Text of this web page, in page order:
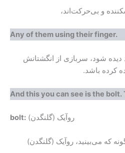
و بی‌حرکت‌اند،
Any of them using their finger.
دیده شود، سربازی از انگشتانش
کرده باشد.
And this you can see is the
bolt: روآیک (گلنگدن)
که می‌بینید، روآیک (گلنگدن)